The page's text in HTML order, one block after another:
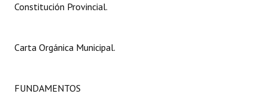
Reglamento Interno
Organigrama
DOCUMENTOS
Constitución Provincial.
Carta Orgánica Municipal.
FUNDAMENTOS